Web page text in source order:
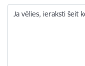
Ja vēlies, ieraksti šeit